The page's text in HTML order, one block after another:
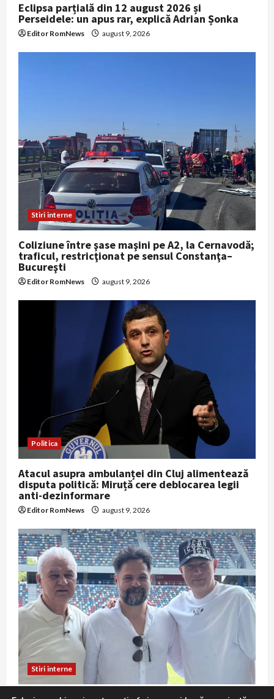
Eclipsa parțială din 12 august 2026 și
Perseidele: un apus rar, explică Adrian Șonka
Editor RomNews august 9, 2026
Stiri interne
Coliziune între şase maşini pe A2, la Cernavodă;
traficul, restricţionat pe sensul Constanţa–
Bucureşti
Editor RomNews august 9, 2026
Politica
Atacul asupra ambulanței din Cluj alimentează
disputa politică: Miruță cere deblocarea legii
anti-dezinformare
Editor RomNews august 9, 2026
Stiri interne